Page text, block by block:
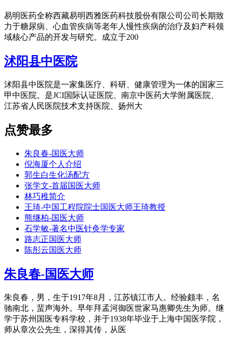
易明医药全称西藏易明西雅医药科技股份有限公司公司长期致
力于糖尿病、心血管疾病等老年人慢性疾病的治疗及妇产科领
域核心产品的开发与研究。成立于200
沭阳县中医院
沭阳县中医院是一家集医疗、科研、健康管理为一体的国家三
甲中医院。是JCI国际认证医院、南京中医药大学附属医院、
江苏省人民医院技术支持医院、扬州大
点赞最多
朱良春-国医大师
倪海厦个人介绍
郭生白生化汤配方
张学文-首届国医大师
林巧稚简介
王琦-中国工程院院士国医大师王琦教授
熊继柏-国医大师
石学敏-著名中医针灸学专家
路志正国医大师
陈彤云国医大师
朱良春-国医大师
朱良春，男，生于1917年8月，江苏镇江市人。经验颇丰，名
驰南北，蜚声海外。早年拜孟河御医世家马惠卿先生为师。继
学于苏州国医专科学校，并于1938年毕业于上海中国医学院，
师从章次公先生，深得其传，从医